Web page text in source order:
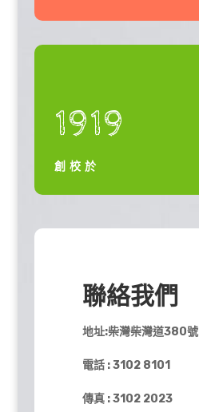
1919
創校於
聯絡我們
地址:柴灣柴灣道380號
電話 : 3102 8101
傳真 : 3102 2023